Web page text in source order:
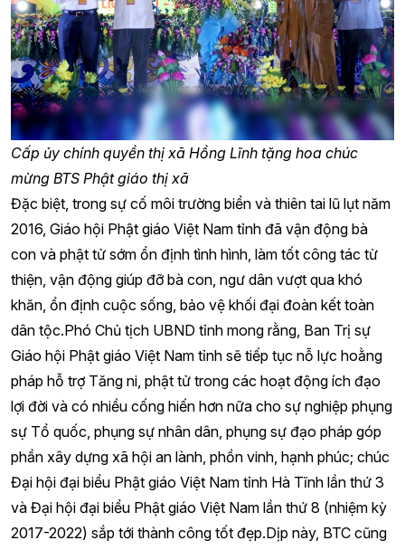
Ông Lê Văn Sao - Giám đốc công an tỉnh chúc mừng
BTS Phật giáo tỉnh
Cấp ủy chính quyền thị xã Hồng Lĩnh tặng hoa chúc
mừng BTS Phật giáo thị xã
Đặc biệt, trong sự cố môi trường biển và thiên tai lũ lụt năm
2016, Giáo hội Phật giáo Việt Nam tỉnh đã vận động bà
con và phật tử sớm ổn định tình hình, làm tốt công tác từ
thiện, vận động giúp đỡ bà con, ngư dân vượt qua khó